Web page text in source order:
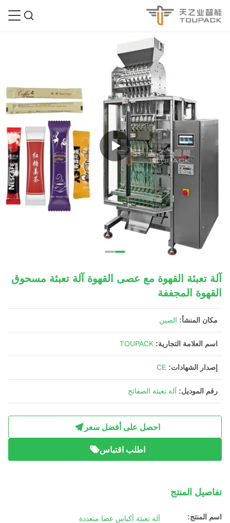
آلة تعبئة القهوة مع عصى القهوة آلة تعبئة مسحوق
القهوة المجففة
مكان المنشأ: الصين
اسم العلامة التجارية: TOUPACK
إصدار الشهادات: CE
رقم الموديل: آلة تعبئة الصفائح
احصل على أفضل سعر
اطلب اقتباس
تفاصيل المنتج
اسم المنتج: آلة تعبئة أكياس عصا متعددة